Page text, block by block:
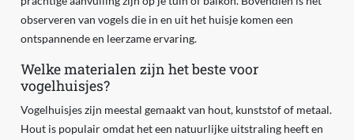
observeren van vogels die in en uit het huisje komen een
ontspannende en leerzame ervaring.
Welke materialen zijn het beste voor
vogelhuisjes?
Vogelhuisjes zijn meestal gemaakt van hout, kunststof of metaal.
Hout is populair omdat het een natuurlijke uitstraling heeft en